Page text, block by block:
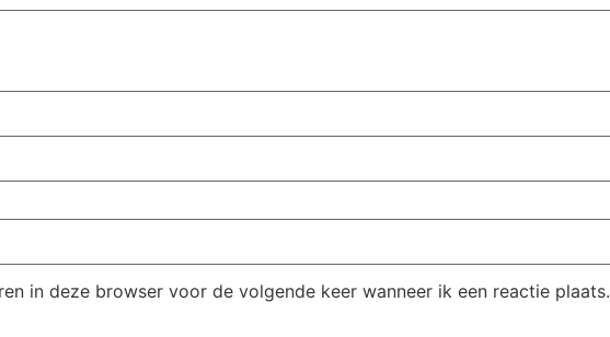
in deze browser voor de volgende keer wanneer ik een reactie plaats.